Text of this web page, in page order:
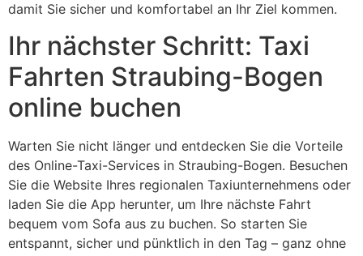
damit Sie sicher und komfortabel an Ihr Ziel kommen.
Ihr nächster Schritt: Taxi
Fahrten Straubing-Bogen
online buchen
Warten Sie nicht länger und entdecken Sie die Vorteile
des Online-Taxi-Services in Straubing-Bogen. Besuchen
Sie die Website Ihres regionalen Taxiunternehmens oder
laden Sie die App herunter, um Ihre nächste Fahrt
bequem vom Sofa aus zu buchen. So starten Sie
entspannt, sicher und pünktlich in den Tag – ganz ohne